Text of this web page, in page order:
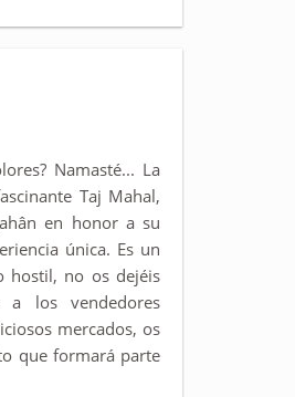
Namasté... La
Taj Mahal,
en honor a su
única. Es un
hostil, no os dejéis
los vendedores
mercados, os
que formará parte